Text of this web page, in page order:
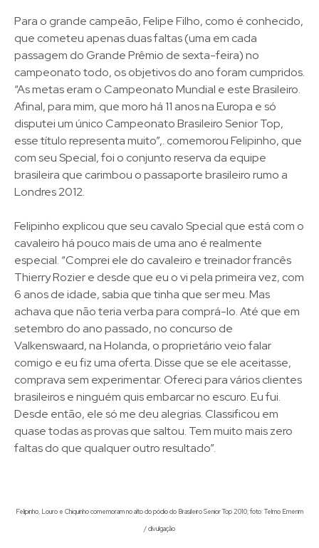
Para o grande campeão, Felipe Filho, como é conhecido,
que cometeu apenas duas faltas (uma em cada
passagem do Grande Prêmio de sexta-feira) no
campeonato todo, os objetivos do ano foram cumpridos.
“As metas eram o Campeonato Mundial e este Brasileiro.
Afinal, para mim, que moro há 11 anos na Europa e só
disputei um único Campeonato Brasileiro Senior Top,
esse título representa muito”,. comemorou Felipinho, que
com seu Special, foi o conjunto reserva da equipe
brasileira que carimbou o passaporte brasileiro rumo a
Londres 2012.
Felipinho explicou que seu cavalo Special que está com o
cavaleiro há pouco mais de uma ano é realmente
especial. “Comprei ele do cavaleiro e treinador francês
Thierry Rozier e desde que eu o vi pela primeira vez, com
6 anos de idade, sabia que tinha que ser meu. Mas
achava que não teria verba para comprá-lo. Até que em
setembro do ano passado, no concurso de
Valkenswaard, na Holanda, o proprietário veio falar
comigo e eu fiz uma oferta. Disse que se ele aceitasse,
comprava sem experimentar. Ofereci para vários clientes
brasileiros e ninguém quis embarcar no escuro. Eu fui.
Desde então, ele só me deu alegrias. Classificou em
quase todas as provas que saltou. Tem muito mais zero
faltas do que qualquer outro resultado”.
Felipinho, Louro e Chiquinho comemoram no alto do pódio do Brasileiro Senior Top 2010; foto: Telmo Emerim
/ divulgação